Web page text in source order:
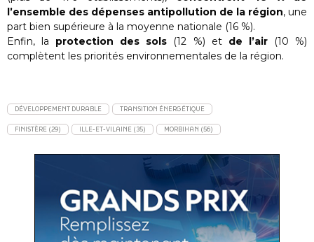
l’ensemble des dépenses antipollution de la région, une
part bien supérieure à la moyenne nationale (16 %).
Enfin, la protection des sols (12 %) et de l’air(10 %)
complètent les priorités environnementales de la région.
DÉVELOPPEMENT DURABLE TRANSITION ÉNERGÉTIQUE
FINISTÈRE (29) ILLE-ET-VILAINE (35) MORBIHAN (56)